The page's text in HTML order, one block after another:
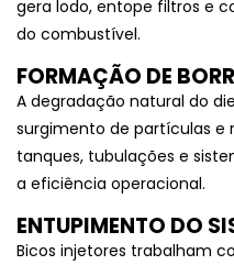
gera lodo, entope filtros e
do combustível.
FORMAÇÃO DE
A degradação natural do
surgimento de partículas e
tanques, tubulações e
a eficiência operacional.
ENTUPIMENTO DO
Bicos injetores trabalham